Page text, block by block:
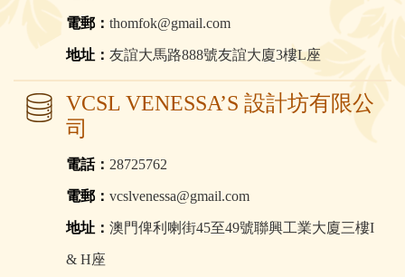
電郵： thomfok@gmail.com
地址： 友誼大馬路888號友誼大廈3樓L座
VCSL VENESSA’S 設計坊有限公
司
電話： 28725762
電郵： vcslvenessa@gmail.com
地址： 澳門俾利喇街45至49號聯興工業大廈三樓I
& H座